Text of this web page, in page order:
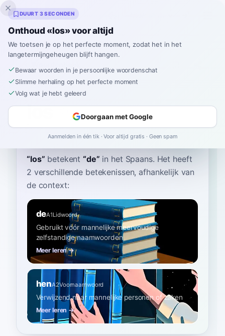
Inklingo
Home› Spaans›Woordenboek›los
los
lohs los
“los” betekent “de” in het Spaans. Het heeft
2 verschillende betekenissen, afhankelijk van
de context:
deA1Lidwoord
Gebruikt vóór mannelijke meervoudige
zelfstandige naamwoorden
Meer leren →
henA2Voornaamwoord
Verwijzend naar mannelijke personen of zaken
Meer leren →
DUURT 3 SECONDEN
Onthoud «los» voor altijd
We toetsen je op het perfecte moment, zodat het in het
langetermijngeheugen blijft hangen.
Bewaar woorden in je persoonlijke woordenschat
Slimme herhaling op het perfecte moment
Volg wat je hebt geleerd
Doorgaan met Google
Aanmelden in één tik · Voor altijd gratis · Geen spam